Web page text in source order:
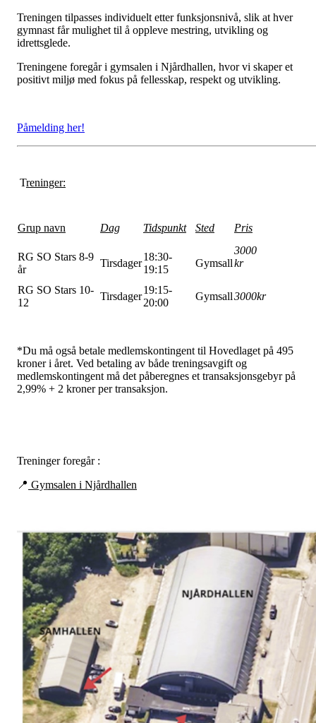
Treningen tilpasses individuelt etter funksjonsnivå, slik at hver
gymnast får mulighet til å oppleve mestring, utvikling og
idrettsglede.
Treningene foregår i gymsalen i Njårdhallen, hvor vi skaper et
positivt miljø med fokus på fellesskap, respekt og utvikling.
Påmelding her!
Treninger:
Grup navn Dag Tidspunkt Sted Pris
RG SO Stars 8-9
år
Tirsdager
18:30-
19:15
Gymsall
3000
kr
RG SO Stars 10-
12
Tirsdager
19:15-
20:00
Gymsall3000kr
*Du må også betale medlemskontingent til Hovedlaget på 495
kroner i året. Ved betaling av både treningsavgift og
medlemskontingent må det påberegnes et transaksjonsgebyr på
2,99% + 2 kroner per transaksjon.
Treninger foregår :
📍 Gymsalen i Njårdhallen